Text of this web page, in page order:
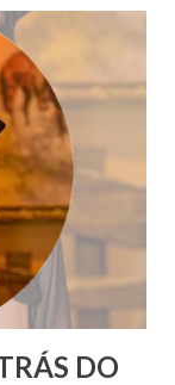
DO